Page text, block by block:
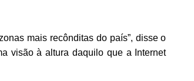
mais recônditas do país”, disse o
visão à altura daquilo que a Internet